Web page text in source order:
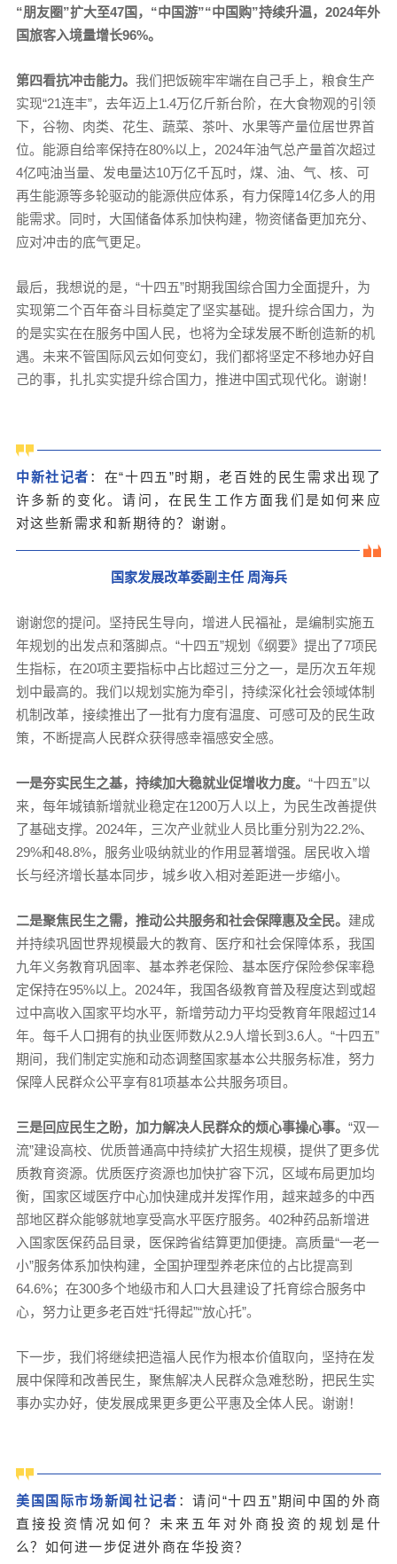
“朋友圈”扩大至47国，“中国游”“中国购”持续升温，2024年外
国旅客入境量增长96%。
第四看抗冲击能力。 我们把饭碗牢牢端在自己手上，粮食生产
实现“21连丰”，去年迈上1.4万亿斤新台阶，在大食物观的引领
下，谷物、肉类、花生、蔬菜、茶叶、水果等产量位居世界首
位。能源自给率保持在80%以上，2024年油气总产量首次超过
4亿吨油当量、发电量达10万亿千瓦时，煤、油、气、核、可
再生能源等多轮驱动的能源供应体系，有力保障14亿多人的用
能需求。同时，大国储备体系加快构建，物资储备更加充分、
应对冲击的底气更足。
最后，我想说的是，“十四五”时期我国综合国力全面提升，为
实现第二个百年奋斗目标奠定了坚实基础。提升综合国力，为
的是实实在在服务中国人民，也将为全球发展不断创造新的机
遇。未来不管国际风云如何变幻，我们都将坚定不移地办好自
己的事，扎扎实实提升综合国力，推进中国式现代化。谢谢！
中新社记者 ：在“十四五”时期，老百姓的民生需求出现了
许多新的变化。请问，在民生工作方面我们是如何来应
对这些新需求和新期待的？谢谢。
国家发展改革委副主任 周海兵
谢谢您的提问。坚持民生导向，增进人民福祉，是编制实施五
年规划的出发点和落脚点。“十四五”规划《纲要》提出了7项民
生指标，在20项主要指标中占比超过三分之一，是历次五年规
划中最高的。我们以规划实施为牵引，持续深化社会领域体制
机制改革，接续推出了一批有力度有温度、可感可及的民生政
策，不断提高人民群众获得感幸福感安全感。
一是夯实民生之基，持续加大稳就业促增收力度。 “十四五”以
来，每年城镇新增就业稳定在1200万人以上，为民生改善提供
了基础支撑。2024年，三次产业就业人员比重分别为22.2%、
29%和48.8%，服务业吸纳就业的作用显著增强。居民收入增
长与经济增长基本同步，城乡收入相对差距进一步缩小。
二是聚焦民生之需，推动公共服务和社会保障惠及全民。 建成
并持续巩固世界规模最大的教育、医疗和社会保障体系，我国
九年义务教育巩固率、基本养老保险、基本医疗保险参保率稳
定保持在95%以上。2024年，我国各级教育普及程度达到或超
过中高收入国家平均水平，新增劳动力平均受教育年限超过14
年。每千人口拥有的执业医师数从2.9人增长到3.6人。“十四五”
期间，我们制定实施和动态调整国家基本公共服务标准，努力
保障人民群众公平享有81项基本公共服务项目。
三是回应民生之盼，加力解决人民群众的烦心事操心事。 “双一
流”建设高校、优质普通高中持续扩大招生规模，提供了更多优
质教育资源。优质医疗资源也加快扩容下沉，区域布局更加均
衡，国家区域医疗中心加快建成并发挥作用，越来越多的中西
部地区群众能够就地享受高水平医疗服务。402种药品新增进
入国家医保药品目录，医保跨省结算更加便捷。高质量“一老一
小”服务体系加快构建，全国护理型养老床位的占比提高到
64.6%；在300多个地级市和人口大县建设了托育综合服务中
心，努力让更多老百姓“托得起”“放心托”。
下一步，我们将继续把造福人民作为根本价值取向，坚持在发
展中保障和改善民生，聚焦解决人民群众急难愁盼，把民生实
事办实办好，使发展成果更多更公平惠及全体人民。谢谢！
美国国际市场新闻社记者 ：请问“十四五”期间中国的外商
直接投资情况如何？未来五年对外商投资的规划是什
么？如何进一步促进外商在华投资？